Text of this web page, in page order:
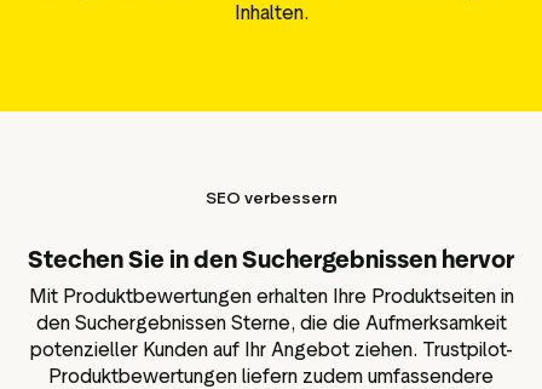
Inhalten.
SEO verbessern
Stechen Sie in den Suchergebnissen hervor
Mit Produktbewertungen erhalten Ihre Produktseiten in
den Suchergebnissen Sterne, die die Aufmerksamkeit
potenzieller Kunden auf Ihr Angebot ziehen. Trustpilot-
Produktbewertungen liefern zudem umfassendere